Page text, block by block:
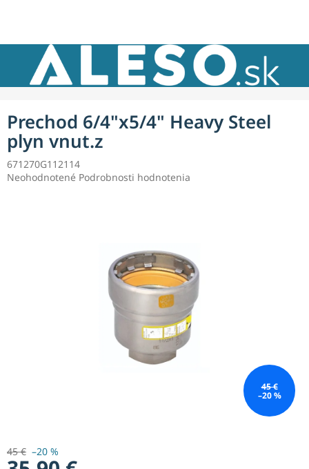
Prechod 6/4"x5/4" Heavy Steel
plyn vnut.z
671270G112114
Priemerné
Neohodnotené Podrobnosti hodnotenia
45 €
–20 %
45 € –20 %